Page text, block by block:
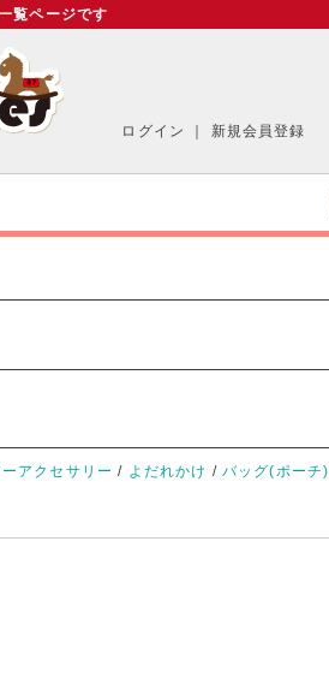
覧ページです
ログイン ｜ 新規会員登録
アクセサリー / よだれかけ / バッグ(ポーチ)